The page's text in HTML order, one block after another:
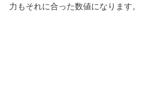
力もそれに合った数値になります。